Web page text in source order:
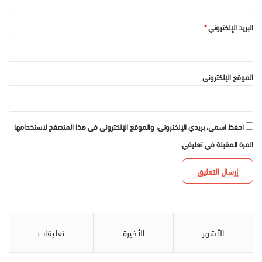
البريد الإلكتروني*
الموقع الإلكتروني
احفظ اسمي، بريدي الإلكتروني، والموقع الإلكتروني في هذا المتصفح لاستخدامها
المرة المقبلة في تعليقي.
الأشهر الأخيرة تعليقات